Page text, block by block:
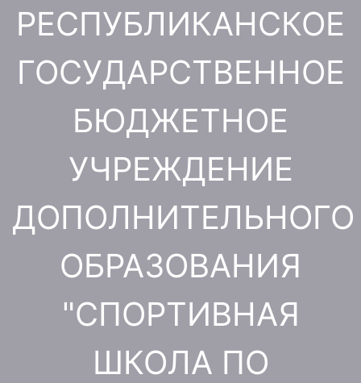
Перейти
РЕСПУБЛИКАНСКОЕ
ГОСУДАРСТВЕННОЕ
БЮДЖЕТНОЕ
УЧРЕЖДЕНИЕ
ДОПОЛНИТЕЛЬНОГО
ОБРАЗОВАНИЯ
"СПОРТИВНАЯ
ШКОЛА ПО